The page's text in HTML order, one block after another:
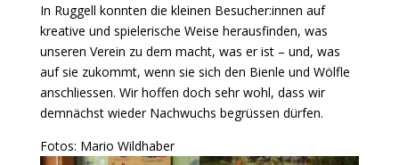
In Ruggell konnten die kleinen Besucher:innen auf
kreative und spielerische Weise herausfinden, was
unseren Verein zu dem macht, was er ist – und, was
auf sie zukommt, wenn sie sich den Bienle und Wölfle
anschliessen. Wir hoffen doch sehr wohl, dass wir
demnächst wieder Nachwuchs begrüssen dürfen.
Fotos: Mario Wildhaber